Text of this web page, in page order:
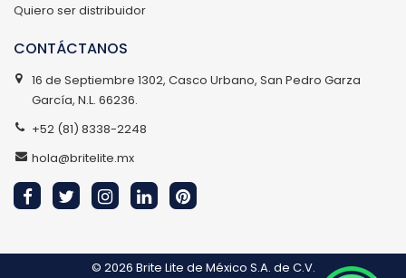
Quiero ser distribuidor
CONTÁCTANOS
16 de Septiembre 1302, Casco Urbano, San Pedro Garza
García, N.L. 66236.
+52 (81) 8338-2248
hola@britelite.mx
© 2026 Brite Lite de México S.A. de C.V.